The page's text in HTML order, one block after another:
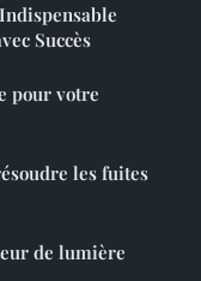
Succès
pour votre
les fuites
de lumière